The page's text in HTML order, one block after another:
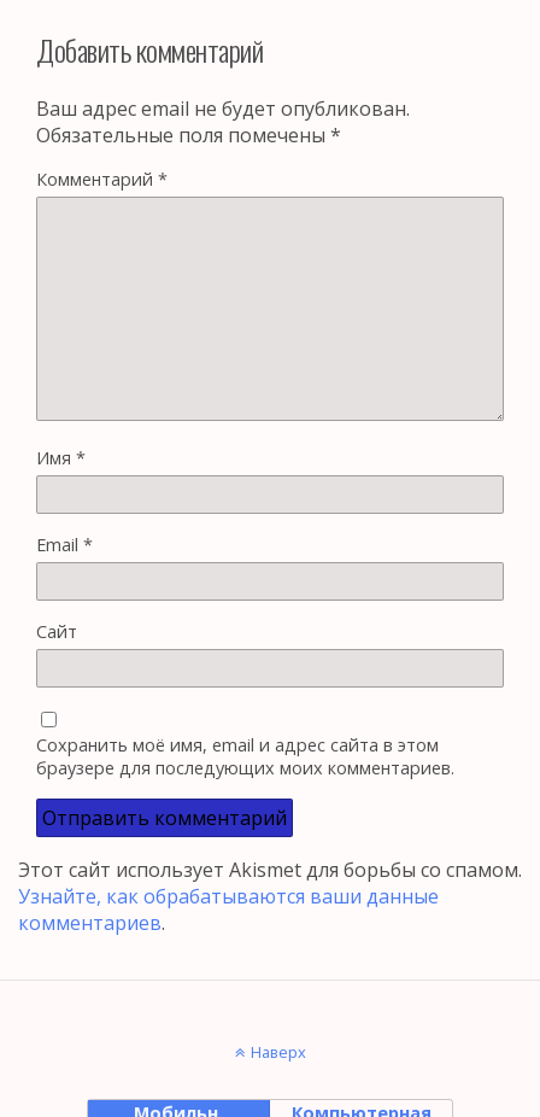
Добавить комментарий
Ваш адрес email не будет опубликован.
Обязательные поля помечены *
Комментарий *
Имя *
Email *
Сайт
Сохранить моё имя, email и адрес сайта в этом
браузере для последующих моих комментариев.
Этот сайт использует Akismet для борьбы со спамом.
Узнайте, как обрабатываются ваши данные
комментариев.
Наверх